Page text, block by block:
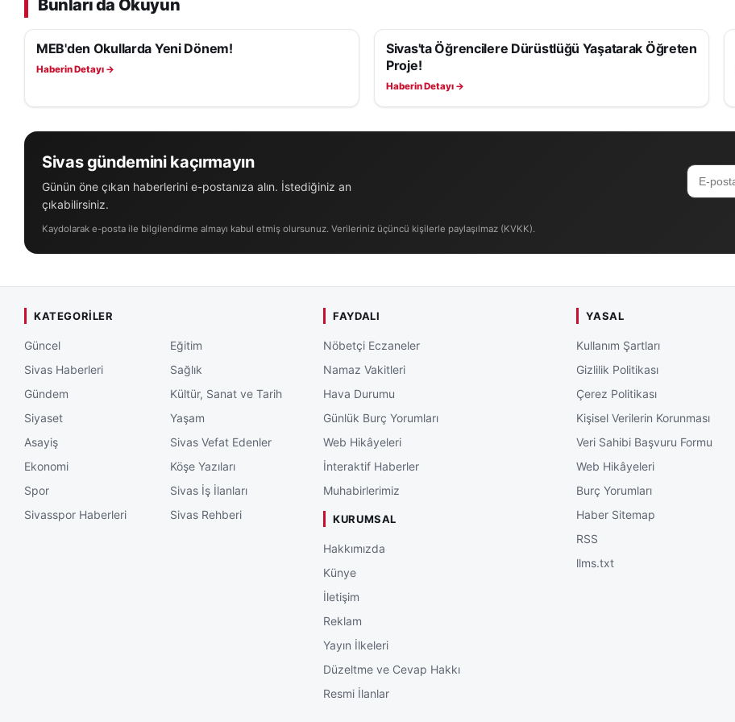
Bunları da Okuyun
EĞITIM
MEB'den Okullarda Yeni Dönem!
Haberin Detayı →
EĞITIM
Sivas'ta Öğrencilere Dürüstlüğü Yaşatarak Öğreten
Proje!
Haberin Detayı →
Sivas gündemini kaçırmayın
Günün öne çıkan haberlerini e-postanıza alın. İstediğiniz an
çıkabilirsiniz.
Kaydolarak e-posta ile bilgilendirme almayı kabul etmiş olursunuz. Verileriniz üçüncü kişilerle paylaşılmaz (KVKK).
KATEGORILER
Güncel
Sivas Haberleri
Gündem
Siyaset
Asayiş
Ekonomi
Spor
Sivasspor Haberleri
Eğitim
Sağlık
Kültür, Sanat ve Tarih
Yaşam
Sivas Vefat Edenler
Köşe Yazıları
Sivas İş İlanları
Sivas Rehberi
FAYDALI
Nöbetçi Eczaneler
Namaz Vakitleri
Hava Durumu
Günlük Burç Yorumları
Web Hikâyeleri
İnteraktif Haberler
Muhabirlerimiz
KURUMSAL
Hakkımızda
Künye
İletişim
Reklam
Yayın İlkeleri
Düzeltme ve Cevap Hakkı
Resmi İlanlar
YASAL
Kullanım Şartları
Gizlilik Politikası
Çerez Politikası
Kişisel Verilerin Korunması
Veri Sahibi Başvuru Formu
Web Hikâyeleri
Burç Yorumları
Haber Sitemap
RSS
llms.txt